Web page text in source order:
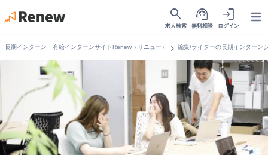
search
求人検索
support_agent
無料相談
login
ログイン
長期インターン・有給インターンサイトRenew（リニュー） chevron_right 編集/ライターの長期インターン